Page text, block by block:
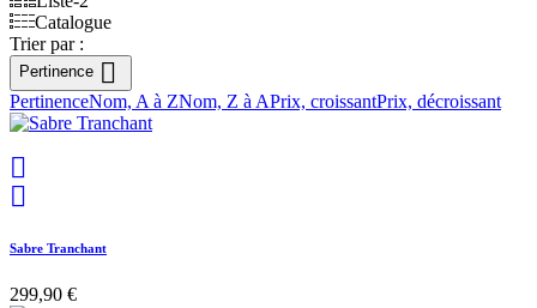
Catalogue
Trier par :
Pertinence 
PertinenceNom, A à ZNom, Z à APrix, croissantPrix, décroissant


Sabre Tranchant
299,90 €